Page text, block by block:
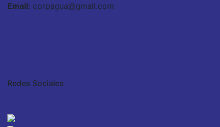
Email: corpagua@gmail.com
Redes Sociales